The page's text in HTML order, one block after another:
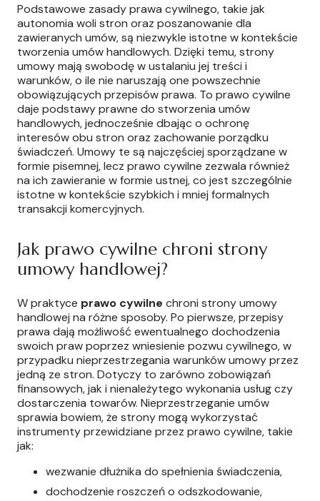
Podstawowe zasady prawa cywilnego, takie jak
autonomia woli stron oraz poszanowanie dla
zawieranych umów, są niezwykle istotne w kontekście
tworzenia umów handlowych. Dzięki temu, strony
umowy mają swobodę w ustalaniu jej treści i
warunków, o ile nie naruszają one powszechnie
obowiązujących przepisów prawa. To prawo cywilne
daje podstawy prawne do stworzenia umów
handlowych, jednocześnie dbając o ochronę
interesów obu stron oraz zachowanie porządku
świadczeń. Umowy te są najczęściej sporządzane w
formie pisemnej, lecz prawo cywilne zezwala również
na ich zawieranie w formie ustnej, co jest szczególnie
istotne w kontekście szybkich i mniej formalnych
transakcji komercyjnych.
Jak prawo cywilne chroni strony
umowy handlowej?
W praktyce prawo cywilne chroni strony umowy
handlowej na różne sposoby. Po pierwsze, przepisy
prawa dają możliwość ewentualnego dochodzenia
swoich praw poprzez wniesienie pozwu cywilnego, w
przypadku nieprzestrzegania warunków umowy przez
jedną ze stron. Dotyczy to zarówno zobowiązań
finansowych, jak i nienależytego wykonania usług czy
dostarczenia towarów. Nieprzestrzeganie umów
sprawia bowiem, że strony mogą wykorzystać
instrumenty przewidziane przez prawo cywilne, takie
jak:
wezwanie dłużnika do spełnienia świadczenia,
dochodzenie roszczeń o odszkodowanie,